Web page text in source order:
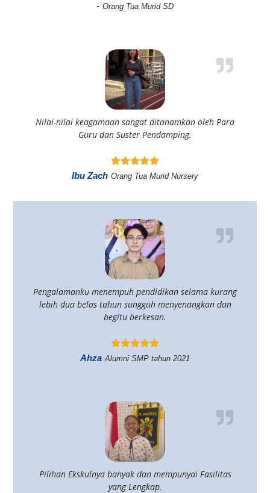
- Orang Tua Murid SD
Nilai-nilai keagamaan sangat ditanamkan oleh Para
Guru dan Suster Pendamping.
Ibu Zach Orang Tua Murid Nursery
Pengalamanku menempuh pendidikan selama kurang
lebih dua belas tahun sungguh menyenangkan dan
begitu berkesan.
Ahza Alumni SMP tahun 2021
Pilihan Ekskulnya banyak dan mempunyai Fasilitas
yang Lengkap.